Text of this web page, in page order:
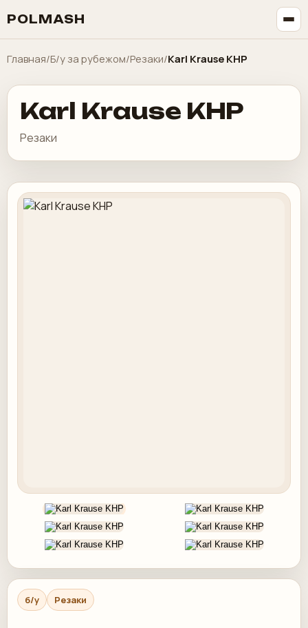
POLMASH
Главная/Б/у за рубежом/Резаки/Karl Krause KHP
Karl Krause KHP
Резаки
б/у Резаки